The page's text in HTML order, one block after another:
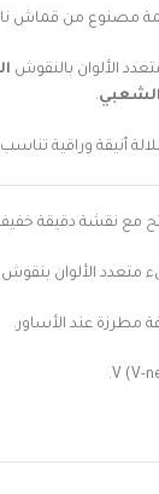
مصنوع من قماش
الألوان بالنقوش
.
أنيقة وراقية
مع نقشة دقيقة
متعدد الألوان
مطرزة عند الأساور.